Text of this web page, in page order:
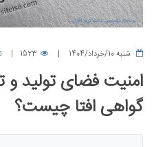
شنبه 10/خرداد/1404 1523
امنیت فضای تولید و
گواهی افتا چیست؟